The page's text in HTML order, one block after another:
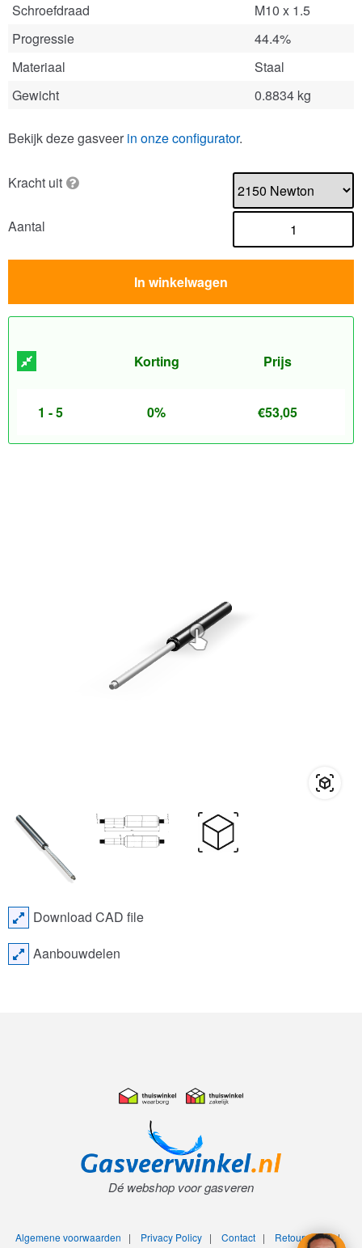
Schroefdraad
M10 x 1.5
Progressie
44.4%
Materiaal
Staal
Gewicht
0.8834 kg
Bekijk deze gasveer in onze configurator.
Kracht uit
Aantal
In winkelwagen
Korting Prijs
1 - 5 0% €53,05
Download CAD file
Aanbouwdelen
Dé webshop voor gasveren
Algemene voorwaarden | Privacy Policy| Contact| Retourneren|